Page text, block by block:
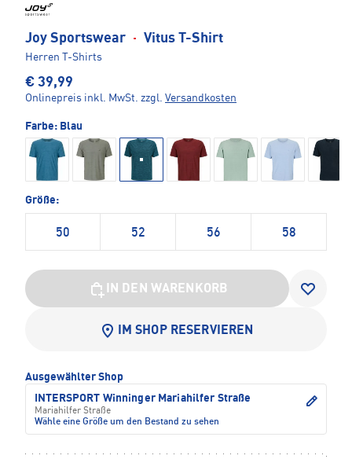
Joy Sportswear · Vitus T-Shirt
Herren T-Shirts
€ 39,99
Onlinepreis inkl. MwSt. zzgl. Versandkosten
Farbe: Blau
Größe:
50 52 56 58
IN DEN WARENKORB
IM SHOP RESERVIEREN
Ausgewählter Shop
INTERSPORT Winninger Mariahilfer Straße
Mariahilfer Straße
Wähle eine Größe um den Bestand zu sehen